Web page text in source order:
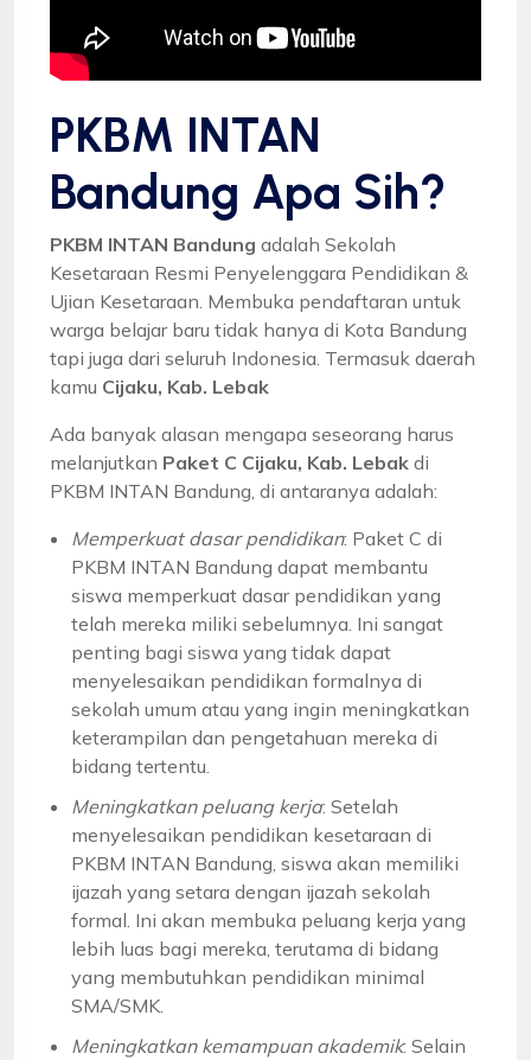
PKBM INTAN
Bandung Apa Sih?
PKBM INTAN Bandung adalah Sekolah
Kesetaraan Resmi Penyelenggara Pendidikan &
Ujian Kesetaraan. Membuka pendaftaran untuk
warga belajar baru tidak hanya di Kota Bandung
tapi juga dari seluruh Indonesia. Termasuk daerah
kamu Cijaku, Kab. Lebak
Ada banyak alasan mengapa seseorang harus
melanjutkan Paket C Cijaku, Kab. Lebak di
PKBM INTAN Bandung, di antaranya adalah:
Memperkuat dasar pendidikan: Paket C di
PKBM INTAN Bandung dapat membantu
siswa memperkuat dasar pendidikan yang
telah mereka miliki sebelumnya. Ini sangat
penting bagi siswa yang tidak dapat
menyelesaikan pendidikan formalnya di
sekolah umum atau yang ingin meningkatkan
keterampilan dan pengetahuan mereka di
bidang tertentu.
Meningkatkan peluang kerja: Setelah
menyelesaikan pendidikan kesetaraan di
PKBM INTAN Bandung, siswa akan memiliki
ijazah yang setara dengan ijazah sekolah
formal. Ini akan membuka peluang kerja yang
lebih luas bagi mereka, terutama di bidang
yang membutuhkan pendidikan minimal
SMA/SMK.
Meningkatkan kemampuan akademik: Selain